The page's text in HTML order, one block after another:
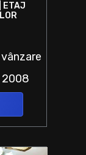
ETAJ
2008